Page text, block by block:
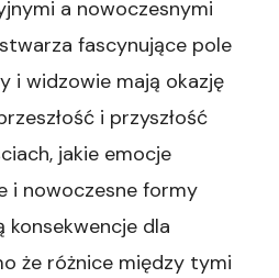
a nowoczesnymi
fascynujące pole
i widzowie mają okazję
i przyszłość
jakie emocje
i nowoczesne formy
konsekwencje dla
że różnice między tymi